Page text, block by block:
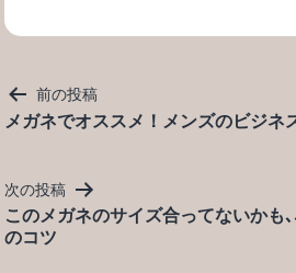
投
稿
ゲ
ー
シ
前の投稿
メガネでオススメ！メンズのビジネ
次の投稿
このメガネのサイズ合ってないかも
のコツ